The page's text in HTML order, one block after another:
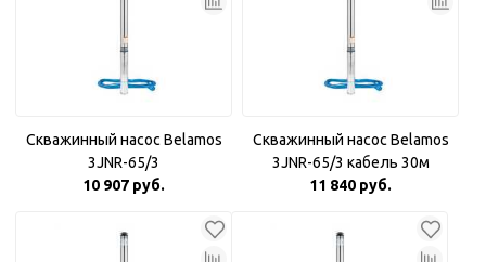
Скважинный насос Belamos
3JNR-65/3
10 907 руб.
Скважинный насос Belamos
3JNR-65/3 кабель 30м
11 840 руб.